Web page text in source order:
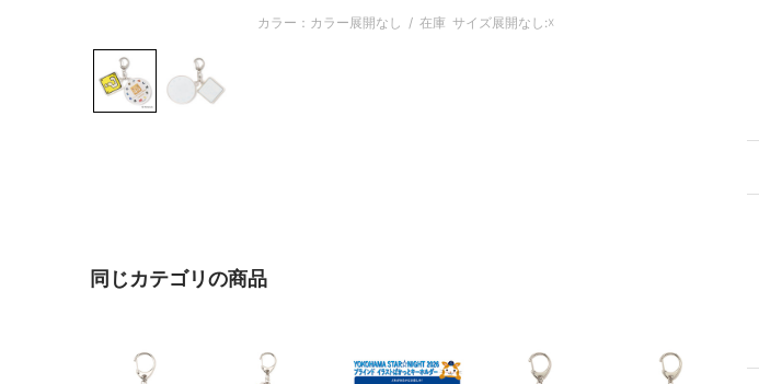
カラー：カラー展開なし / 在庫 サイズ展開なし:☓
同じカテゴリの商品